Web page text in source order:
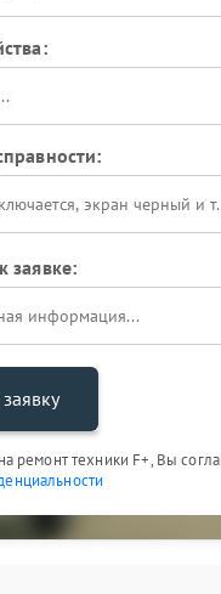
заявке:
ремонт техники F+, Вы